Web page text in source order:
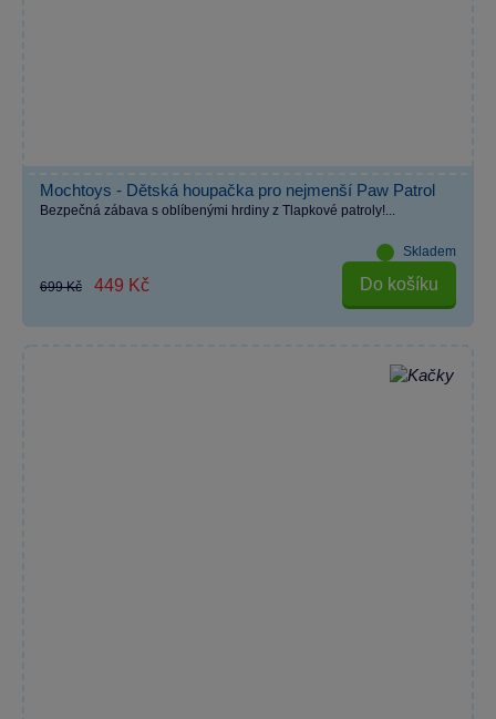
Mochtoys - Dětská houpačka pro nejmenší Paw Patrol
Bezpečná zábava s oblíbenými hrdiny z Tlapkové patroly!...
Skladem
699 Kč 449 Kč Do košíku